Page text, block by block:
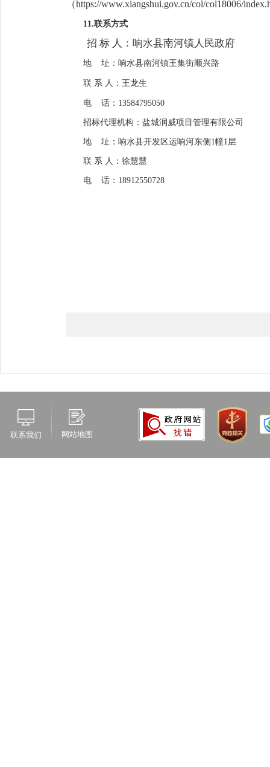
（https://www.xiangshui.gov.cn/col/col18006/
11.联系方式
招 标 人： 响水县南河镇人民政府
地 址：响水县南河镇王集街顺兴路
联 系 人： 王龙生
电 话： 13584795050
招标代理机构 ： 盐城润威项目管理有限公司
地 址： 响水县开发区运响河东侧 1幢1层
联 系 人： 徐慧慧
电 话： 18912550728
联系我们 网站地图